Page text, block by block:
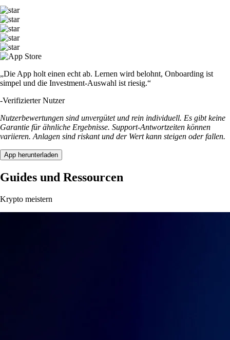
„Die App holt einen echt ab. Lernen wird belohnt, Onboarding ist
simpel und die Investment-Auswahl ist riesig.“
-Verifizierter Nutzer
Nutzerbewertungen sind unvergütet und rein individuell. Es gibt keine
Garantie für ähnliche Ergebnisse. Support-Antwortzeiten können
variieren. Anlagen sind riskant und der Wert kann steigen oder fallen.
App herunterladen
Guides und Ressourcen
Krypto meistern